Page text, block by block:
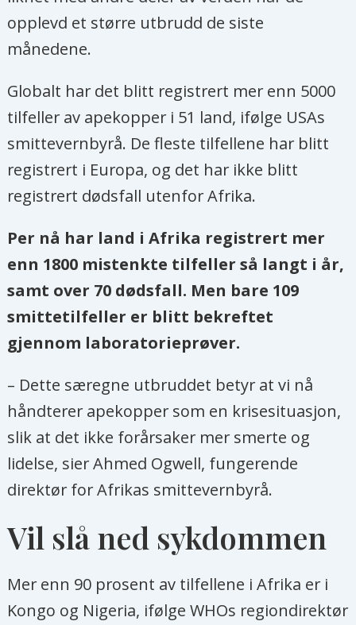
opplevd et større utbrudd de siste
månedene.
Globalt har det blitt registrert mer enn 5000
tilfeller av apekopper i 51 land, ifølge USAs
smittevernbyrå. De fleste tilfellene har blitt
registrert i Europa, og det har ikke blitt
registrert dødsfall utenforAfrika.
Per nå har land iAfrika registrert mer
enn 1800 mistenkte tilfeller så langt i år,
samt over 70 dødsfall. Men bare 109
smittetilfeller er blitt bekreftet
gjennom laboratorieprøver.
– Dette særegne utbruddet betyr at vi nå
håndterer apekopper som en krisesituasjon,
slik at det ikke forårsaker mer smerte og
lidelse, sier Ahmed Ogwell, fungerende
direktør forAfrikas smittevernbyrå.
Vil slå ned sykdommen
Mer enn 90 prosent av tilfellene iAfrika er i
Kongo og Nigeria, ifølge WHOs regiondirektør